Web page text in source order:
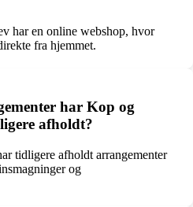
har en online webshop, hvor
fra hjemmet.
har Kop og
afholdt?
tidligere afholdt arrangementer
og